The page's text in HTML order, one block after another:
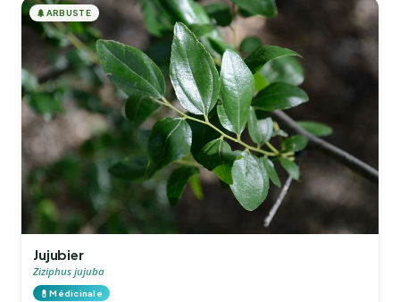
🌲ARBUSTE
Jujubier
Ziziphus jujuba
💊Médicinale